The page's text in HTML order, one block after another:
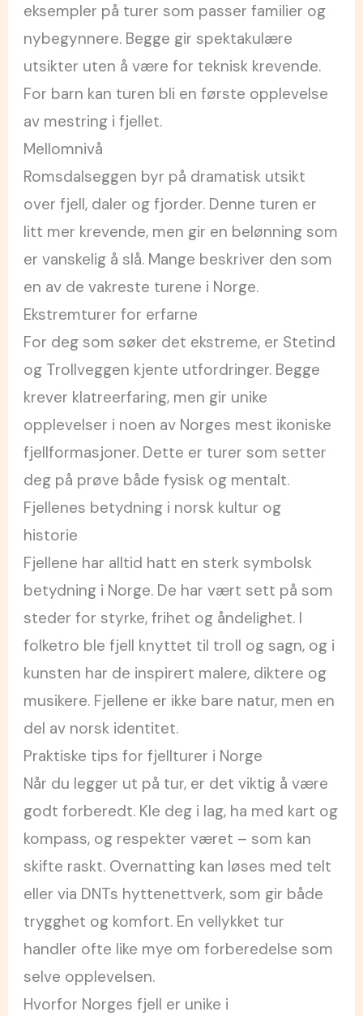
eksempler på turer som passer familier og
nybegynnere. Begge gir spektakulære
utsikter uten å være for teknisk krevende.
For barn kan turen bli en første opplevelse
av mestring i fjellet.
Mellomnivå
Romsdalseggen byr på dramatisk utsikt
over fjell, daler og fjorder. Denne turen er
litt mer krevende, men gir en belønning som
er vanskelig å slå. Mange beskriver den som
en av de vakreste turene i Norge.
Ekstremturer for erfarne
For deg som søker det ekstreme, er Stetind
og Trollveggen kjente utfordringer. Begge
krever klatreerfaring, men gir unike
opplevelser i noen av Norges mest ikoniske
fjellformasjoner. Dette er turer som setter
deg på prøve både fysisk og mentalt.
Fjellenes betydning i norsk kultur og
historie
Fjellene har alltid hatt en sterk symbolsk
betydning i Norge. De har vært sett på som
steder for styrke, frihet og åndelighet. I
folketro ble fjell knyttet til troll og sagn, og i
kunsten har de inspirert malere, diktere og
musikere. Fjellene er ikke bare natur, men en
del av norsk identitet.
Praktiske tips for fjellturer i Norge
Når du legger ut på tur, er det viktig å være
godt forberedt. Kle deg i lag, ha med kart og
kompass, og respekter været – som kan
skifte raskt. Overnatting kan løses med telt
eller via DNTs hyttenettverk, som gir både
trygghet og komfort. En vellykket tur
handler ofte like mye om forberedelse som
selve opplevelsen.
Hvorfor Norges fjell er unike i